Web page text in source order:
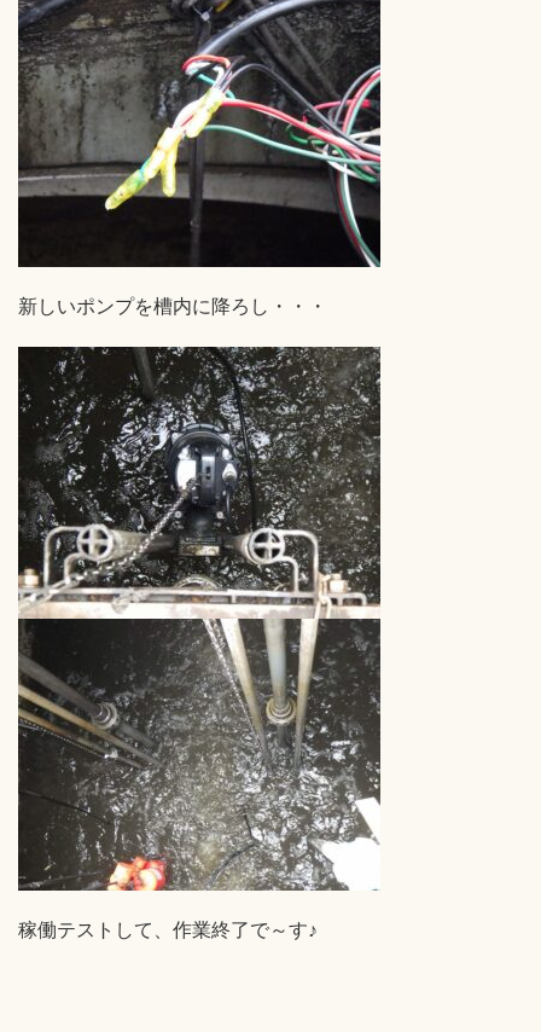
新しいポンプを槽内に降ろし・・・
稼働テストして、作業終了で～す♪